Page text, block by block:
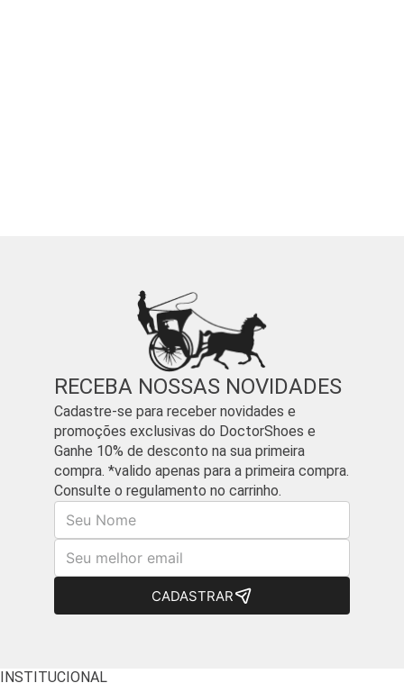
RECEBA NOSSAS NOVIDADES
Cadastre-se para receber novidades e
promoções exclusivas do DoctorShoes e
Ganhe 10% de desconto na sua primeira
compra. *valido apenas para a primeira compra.
Consulte o regulamento no carrinho.
Nome
E-mail
CADASTRAR
INSTITUCIONAL